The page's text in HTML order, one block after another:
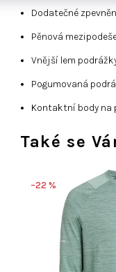
Dodatečné
Pěnová
Vnější lem
Pogumovaná
Kontaktní body na
Také se
–22 %